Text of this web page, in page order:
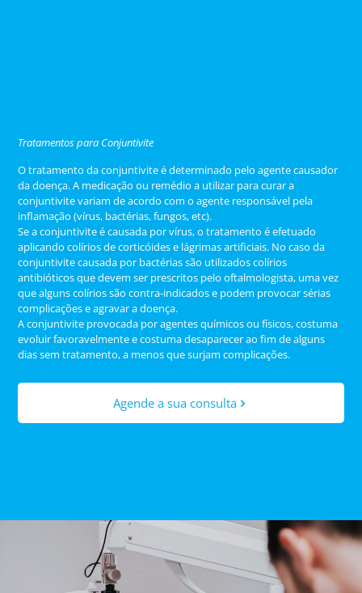
Tratamentos para Conjuntivite
O tratamento da conjuntivite é determinado pelo agente causador
da doença. A medicação ou remédio a utilizar para curar a
conjuntivite variam de acordo com o agente responsável pela
inflamação (vírus, bactérias, fungos, etc).
Se a conjuntivite é causada por vírus, o tratamento é efetuado
aplicando colírios de corticóides e lágrimas artificiais. No caso da
conjuntivite causada por bactérias são utilizados colírios
antibióticos que devem ser prescritos pelo oftalmologista, uma vez
que alguns colírios são contra-indicados e podem provocar sérias
complicações e agravar a doença.
A conjuntivite provocada por agentes químicos ou físicos, costuma
evoluir favoravelmente e costuma desaparecer ao fim de alguns
dias sem tratamento, a menos que surjam complicações.
Agende a sua consulta